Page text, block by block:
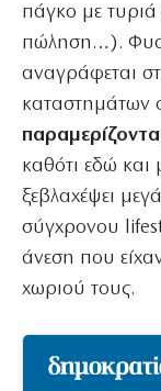
πάγκο με
πώληση…).
αναγράφεται
καταστημάτων
καθότι εδώ και
ξεβλαχέψει
σύγχρονου
άνεση που
χωριού τους.